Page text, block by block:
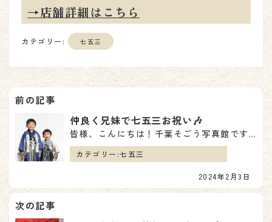
→店舗詳細はこちら
カテゴリー: 七五三
投
稿
ナ
ビ
ゲ
ー
仲良く兄妹で七五三お祝い🎶
皆様、こんにちは！千葉そごう写真館です🍀 本日は2月3日、節分の日でございます👹 節分とは、一般的に…
カテゴリー:七五三
2024年2月3日